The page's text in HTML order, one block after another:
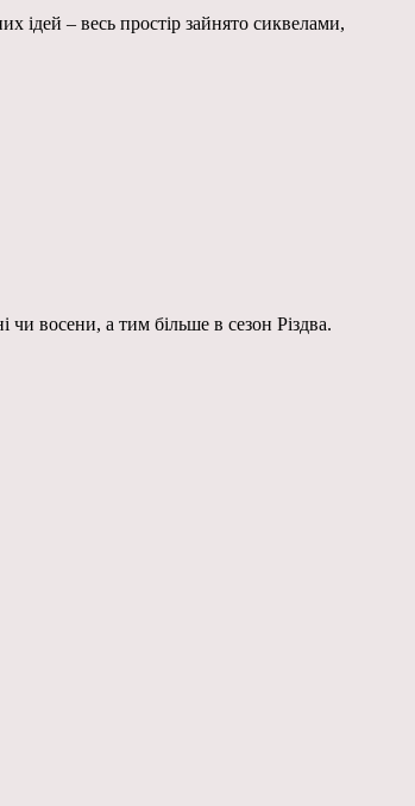
ідей – весь простір зайнято сиквелами,
чи восени, а тим більше в сезон Різдва.